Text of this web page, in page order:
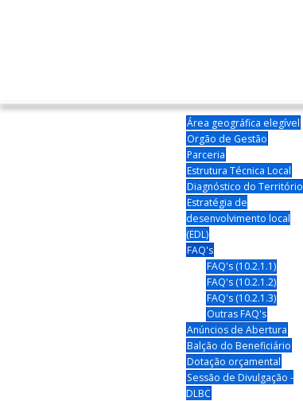
Área geográfica elegível
Orgão de Gestão
Parceria
Estrutura Técnica Local
Diagnóstico do Território
Estratégia de
desenvolvimento local
(EDL)
FAQ's
FAQ's (10.2.1.1)
FAQ's (10.2.1.2)
FAQ's (10.2.1.3)
Outras FAQ's
Anúncios de Abertura
Balção do Beneficiário
Dotação orçamental
Sessão de Divulgação -
DLBC